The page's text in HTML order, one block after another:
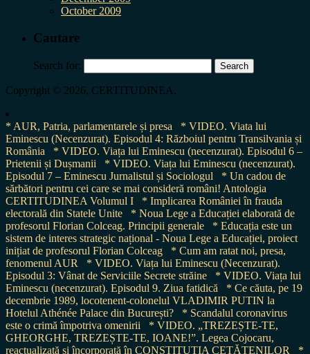
October 2009
Cautare
Search for:
Copyright © 2026, CERTITUDINEA.
* AUR, Patria, parlamentarele și presa
* VIDEO. Viata lui
Eminescu (Necenzurat). Episodul 4: Războiul pentru Transilvania și
România
* VIDEO. Viața lui Eminescu (necenzurat). Episodul 6 –
Prietenii și Dușmanii
* VIDEO. Viața lui Eminescu (necenzurat).
Episodul 7 – Eminescu Jurnalistul și Sociologul
* Un cadou de
sărbători pentru cei care se mai consideră români! Antologia
CERTITUDINEA Volumul I
* Implicarea României în frauda
electorală din Statele Unite
* Noua Lege a Educației elaborată de
profesorul Florian Colceag. Principii generale
* Educația este un
sistem de interes strategic național - Noua Lege a Educației, proiect
inițiat de profesorul Florian Colceag
* Cum am ratat noi, presa,
fenomenul AUR
* VIDEO. Viața lui Eminescu (Necenzurat).
Episodul 3: Vânat de Serviciile Secrete străine
* VIDEO. Viața lui
Eminescu (necenzurat). Episodul 9. Ziua fatidică
* Ce căuta, pe 19
decembrie 1989, locotenent-colonelul VLADIMIR PUTIN la
Hotelul Athénée Palace din București?
* Scandalul coronavirus
este o crimă împotriva omenirii
* VIDEO. „TREZEȘTE-TE,
GHEORGHE, TREZEȘTE-TE, IOANE!”. Legea Cojocaru,
reactualizată și încorporată în CONSTITUȚIA CETĂȚENILOR
*